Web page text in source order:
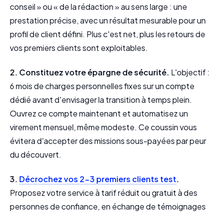
conseil » ou « de la rédaction » au sens large : une
prestation précise, avec un résultat mesurable pour un
profil de client défini. Plus c'est net, plus les retours de
vos premiers clients sont exploitables.
2. Constituez votre épargne de sécurité. L'objectif :
6 mois de charges personnelles fixes sur un compte
dédié avant d'envisager la transition à temps plein.
Ouvrez ce compte maintenant et automatisez un
virement mensuel, même modeste. Ce coussin vous
évitera d'accepter des missions sous-payées par peur
du découvert.
3. Décrochez vos 2-3 premiers clients test.
Proposez votre service à tarif réduit ou gratuit à des
personnes de confiance, en échange de témoignages